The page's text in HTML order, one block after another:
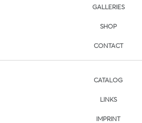
GALLERIES
SHOP
CONTACT
CATALOG
LINKS
IMPRINT